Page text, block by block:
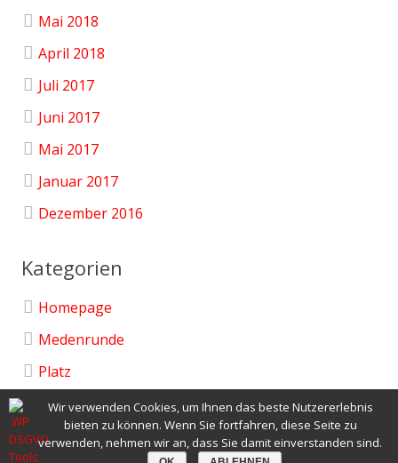
Mai 2018
April 2018
Juli 2017
Juni 2017
Mai 2017
Januar 2017
Dezember 2016
Kategorien
Homepage
Medenrunde
Platz
Uncategorized
Verein
Wir verwenden Cookies, um Ihnen das beste Nutzererlebnis
bieten zu können. Wenn Sie fortfahren, diese Seite zu
verwenden, nehmen wir an, dass Sie damit einverstanden sind.